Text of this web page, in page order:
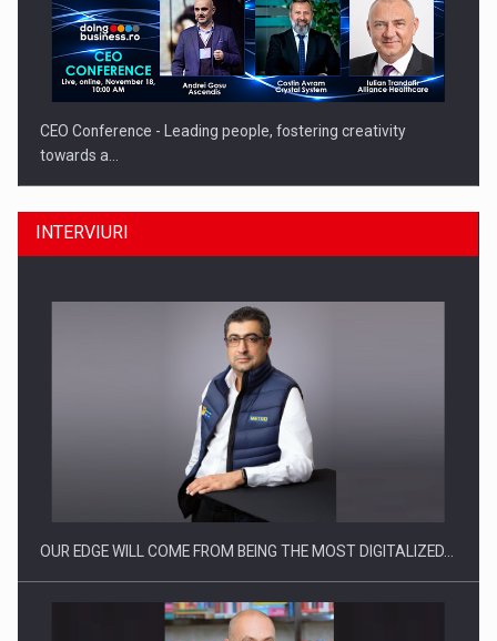
CEO Conference - Leading people, fostering creativity
towards a…
CEO Conference - Shaping The Future - Technology and…
INTERVIURI
OUR EDGE WILL COME FROM BEING THE MOST DIGITALIZED…